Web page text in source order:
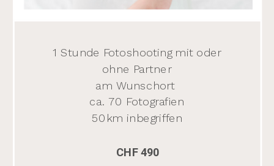
CHF 490
1 Stunde Fotoshooting mit oder
ohne Partner
am Wunschort
ca. 70 Fotografien
50km inbegriffen